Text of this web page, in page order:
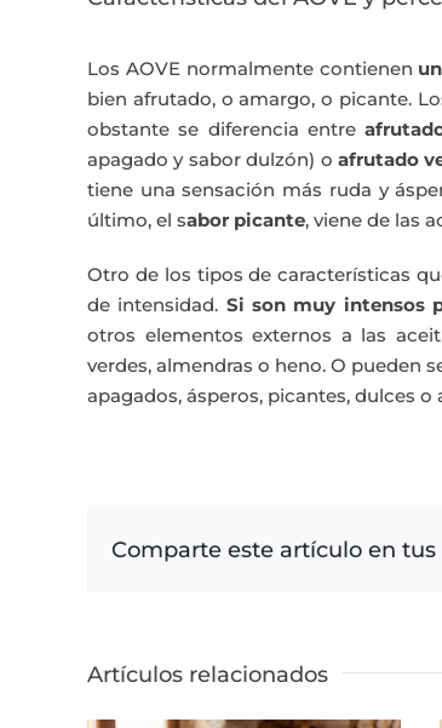
Los AOVE normalmente contienen
bien afrutado, o amargo, o picante.
obstante se diferencia entre
apagado y sabor dulzón) oafrutado
tiene una sensación más ruda y
último, el sabor picante, viene de las
Otro de los tipos de características
de intensidad. Si son muy intensos
otros elementos externos a las
verdes, almendras o heno. O pueden
apagados, ásperos, picantes, dulces o
Comparte este artículo en tus
Artículos relacionados